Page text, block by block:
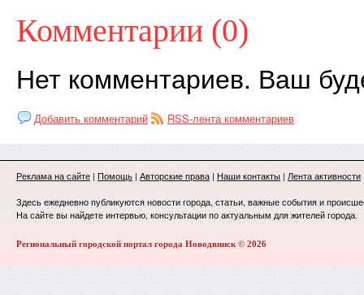
Комментарии (0)
Нет комментариев. Ваш
Добавить комментарий RSS-лента комментариев
Реклама на сайте | Помощь | Авторские права | Наши контакты | Лента активности
Здесь ежедневно публикуются новости города, статьи, важные события и
На сайте вы найдете интервью, консультации по актуальным для жителей города.
Региональный городской портал города Новодвинск © 2026